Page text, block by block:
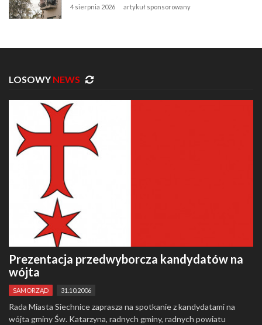
4 sierpnia 2026 artykuł sponsorowany
LOSOWY NEWS
Prezentacja przedwyborcza kandydatów na
wójta
SAMORZĄD 31.10.2006
Rada Miasta Siechnice zaprasza na spotkanie z kandydatami na
wójta gminy Św. Katarzyna, radnych gminy, radnych powiatu